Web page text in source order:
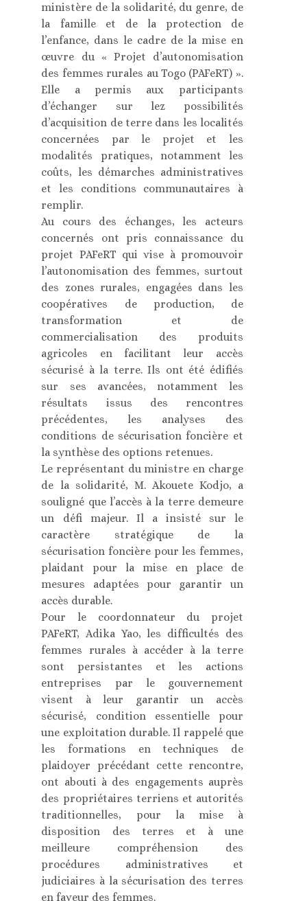
ministère de la solidarité, du genre, de
la famille et de la protection de
l’enfance, dans le cadre de la mise en
œuvre du « Projet d’autonomisation
des femmes rurales au Togo (PAFeRT) ».
Elle a permis aux participants
d’échanger sur lez possibilités
d’acquisition de terre dans les localités
concernées par le projet et les
modalités pratiques, notamment les
coûts, les démarches administratives
et les conditions communautaires à
remplir.
Au cours des échanges, les acteurs
concernés ont pris connaissance du
projet PAFeRT qui vise à promouvoir
l’autonomisation des femmes, surtout
des zones rurales, engagées dans les
coopératives de production, de
transformation et de
commercialisation des produits
agricoles en facilitant leur accès
sécurisé à la terre. Ils ont été édifiés
sur ses avancées, notamment les
résultats issus des rencontres
précédentes, les analyses des
conditions de sécurisation foncière et
la synthèse des options retenues.
Le représentant du ministre en charge
de la solidarité, M. Akouete Kodjo, a
souligné que l’accès à la terre demeure
un défi majeur. Il a insisté sur le
caractère stratégique de la
sécurisation foncière pour les femmes,
plaidant pour la mise en place de
mesures adaptées pour garantir un
accès durable.
Pour le coordonnateur du projet
PAFeRT, Adika Yao, les difficultés des
femmes rurales à accéder à la terre
sont persistantes et les actions
entreprises par le gouvernement
visent à leur garantir un accès
sécurisé, condition essentielle pour
une exploitation durable. Il rappelé que
les formations en techniques de
plaidoyer précédant cette rencontre,
ont abouti à des engagements auprès
des propriétaires terriens et autorités
traditionnelles, pour la mise à
disposition des terres et à une
meilleure compréhension des
procédures administratives et
judiciaires à la sécurisation des terres
en faveur des femmes.